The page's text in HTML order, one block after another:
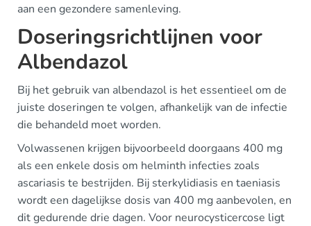
aan een gezondere samenleving.
Doseringsrichtlijnen voor
Albendazol
Bij het gebruik van albendazol is het essentieel om de
juiste doseringen te volgen, afhankelijk van de infectie
die behandeld moet worden.
Volwassenen krijgen bijvoorbeeld doorgaans 400 mg
als een enkele dosis om helminth infecties zoals
ascariasis te bestrijden. Bij sterkylidiasis en taeniasis
wordt een dagelijkse dosis van 400 mg aanbevolen, en
dit gedurende drie dagen. Voor neurocysticercose ligt